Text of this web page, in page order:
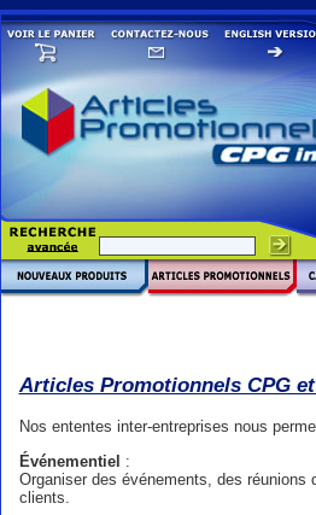
Articles Promotionnels CPG
Nos ententes inter-entreprises nous
Événementiel :
Organiser des événements, des
clients.